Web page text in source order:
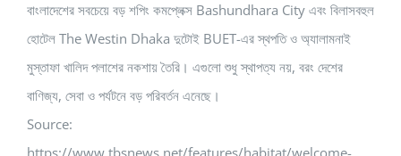
বাংলাদেশের সবচেয়ে বড় শপিং কমপ্লেক্স Bashundhara City এবং বিলাসবহুল
হোটেল The Westin Dhaka দুটোই BUET-এর স্থপতি ও অ্যালামনাই
মুস্তাফা খালিদ পলাশের নকশায় তৈরি। এগুলো শুধু স্থাপত্য নয়, বরং দেশের
বাণিজ্য, সেবা ও পর্যটনে বড় পরিবর্তন এনেছে।
Source:
https://www.tbsnews.net/features/habitat/welcome-